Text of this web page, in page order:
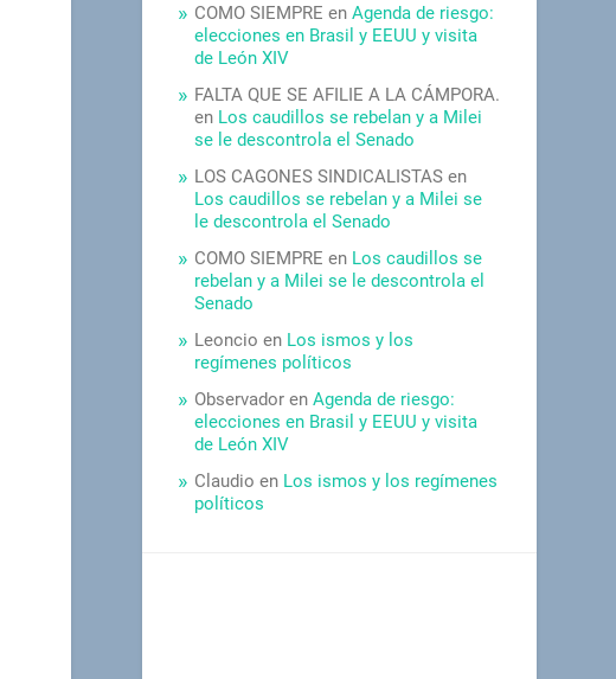
COMO SIEMPRE enAgenda de riesgo:
elecciones en Brasil y EEUU y visita
de León XIV
FALTA QUE SE AFILIE A LA CÁMPORA.
en Los caudillos se rebelan y a Milei
se le descontrola el Senado
LOS CAGONES SINDICALISTAS en
Los caudillos se rebelan y a Milei se
le descontrola el Senado
COMO SIEMPRE en Los caudillos se
rebelan y a Milei se le descontrola el
Senado
Leoncio en Los ismos y los
regímenes políticos
Observador enAgenda de riesgo:
elecciones en Brasil y EEUU y visita
de León XIV
Claudio en Los ismos y los regímenes
políticos